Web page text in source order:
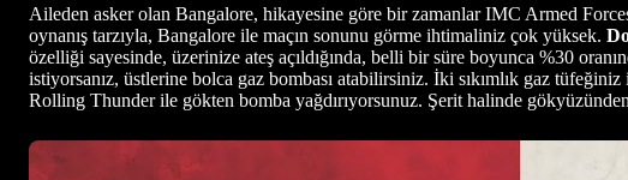
Aileden asker olan Bangalore, hikayesine göre bir zamanlar IMC Armed
oynanış tarzıyla, Bangalore ile maçın sonunu görme ihtimaliniz çok yüksek.
özelliği sayesinde, üzerinize ateş açıldığında, belli bir süre boyunca %30
istiyorsanız, üstlerine bolca gaz bombası atabilirsiniz. İki sıkımlık gaz
Rolling Thunder ile gökten bomba yağdırıyorsunuz. Şerit halinde